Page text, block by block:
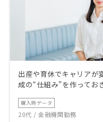
出産や育休でキャリアが
成の“仕組み”を作ってお
購入時データ
20代 / 金融機関勤務